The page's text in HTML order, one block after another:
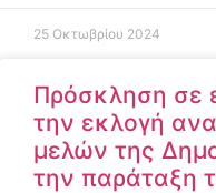
25 Οκτωβρίου 2024
Πρόσκληση σε
την εκλογή
μελών της
την παράταξη